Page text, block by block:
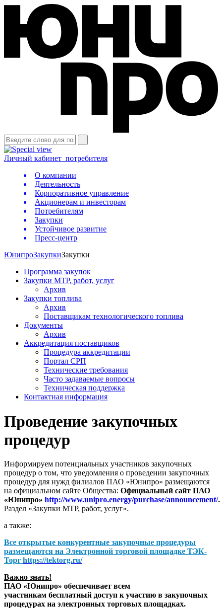
Личный кабинет потребителя
О компании
Деятельность
Корпоративное управление
Акционерам и инвесторам
Потребителям
Закупки
Устойчивое развитие
Пресс-центр
ЮнипроЗакупкиЗакупки
Программа закупок
Закупки МТР, работ, услуг
Архив
Закупки топлива
Архив
Поставщикам технологического топлива
Документы
Архив
Аккредитация поставщиков
Процедура аккредитации
Портал СРП
Технические требования
Часто задаваемые вопросы
Техническая поддержка
Контактная информация
Проведение закупочных
процедур
Информируем потенциальных участников закупочных
процедур о том, что уведомления о проведении закупочных
процедур для нужд филиалов ПАО «Юнипро» размещаются
на официальном сайте Общества: Официальный сайт ПАО
«Юнипро» http://www.unipro.energy/purchase/announcement/.
Раздел «Закупки МТР, работ, услуг».
а также:
Все открытые конкурентные закупочные процедуры
размещаются на Электронной торговой площадке ТЭК-
Торг https://tektorg.ru/
Важно знать!
ПАО «Юнипро» обеспечивает всем
участникам бесплатный доступ к участию в закупочных
процедурах на электронных торговых площадках.